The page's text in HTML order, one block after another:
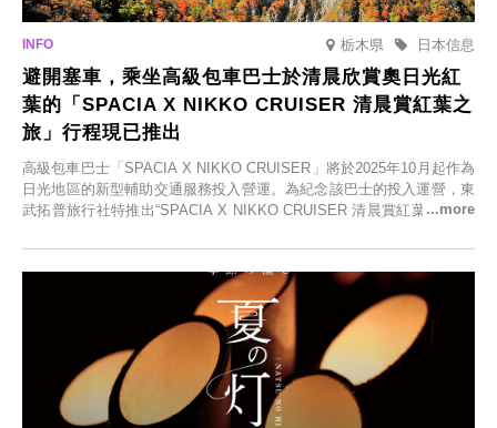
栃木県 日本信息
避開塞車，乘坐高級包車巴士於清晨欣賞奧日光紅
葉的「SPACIA X NIKKO CRUISER 清晨賞紅葉之
旅」行程現已推出
高級包車巴士「SPACIA X NIKKO CRUISER」將於2025年10月起作為
日光地區的新型輔助交通服務投入營運。為紀念該巴士的投入運營，東
武拓普旅行社特推出“SPACIA X NIKKO CRUISER 清晨賞紅葉之旅”，